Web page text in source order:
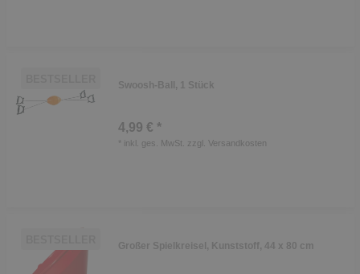
Swoosh-Ball, 1 Stück
4,99 € *
* inkl. ges. MwSt. zzgl. Versandkosten
Großer Spielkreisel, Kunststoff, 44 x 80 cm